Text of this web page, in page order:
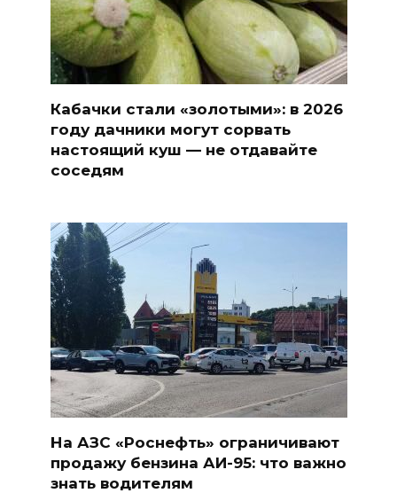
Кабачки стали «золотыми»: в 2026
году дачники могут сорвать
настоящий куш — не отдавайте
соседям
На АЗС «Роснефть» ограничивают
продажу бензина АИ-95: что важно
знать водителям